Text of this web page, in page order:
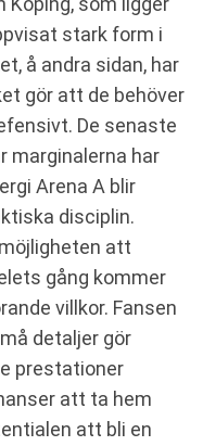
stark form i
å andra sidan, har
gör att de behöver
De senaste
marginalerna har
Arena A blir
disciplin.
att
gång kommer
villkor. Fansen
detaljer gör
prestationer
att ta hem
att bli en